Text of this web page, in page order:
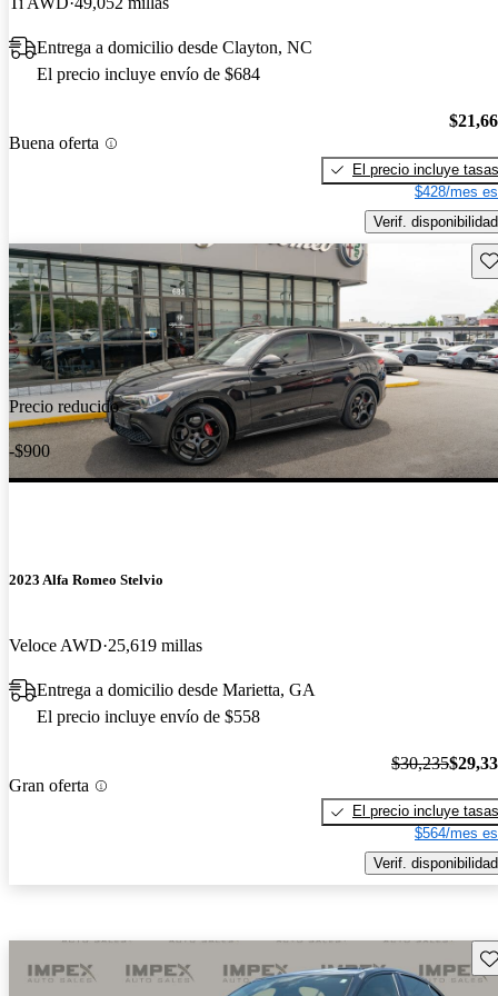
Entrega a domicilio desde Clayton, NC
El precio incluye envío de $684
Buena oferta
El precio incluye tasas
$428/mes
Verif. disponibilidad
Precio reducido
-$900
2023 Alfa Romeo Stelvio
Veloce AWD 25,619 millas
Entrega a domicilio desde Marietta, GA
El precio incluye envío de $558
Gran oferta
$30,235
El precio incluye tasas
$564/mes
Verif. disponibilidad